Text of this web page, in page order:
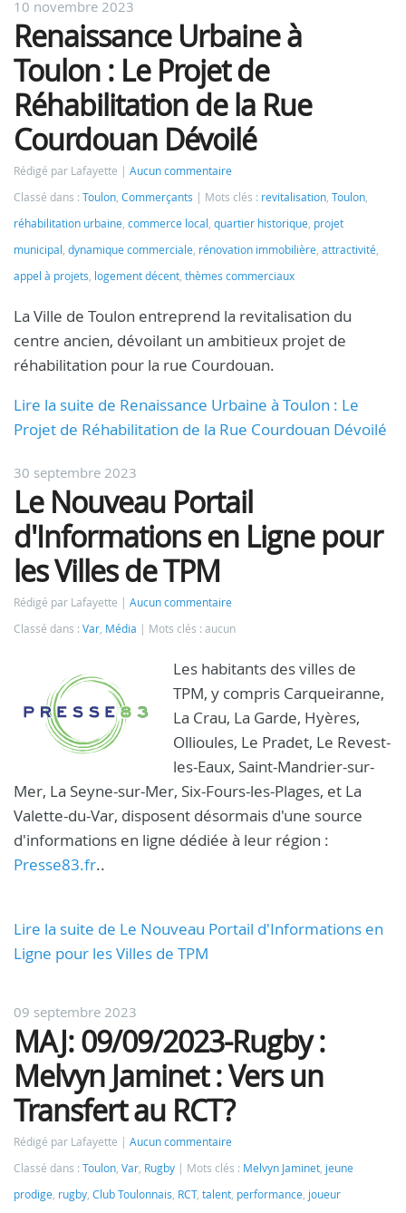
10 novembre 2023
Renaissance Urbaine à
Toulon : Le Projet de
Réhabilitation de la Rue
Courdouan Dévoilé
Rédigé par Lafayette
Aucun commentaire
Classé dans : Toulon, Commerçants Mots clés : revitalisation, Toulon,
réhabilitation urbaine, commerce local , quartier historique, projet
municipal , dynamique commerciale, rénovation immobilière, attractivité,
appel à projets, logement décent, thèmes commerciaux
La Ville de Toulon entreprend la revitalisation du
centre ancien, dévoilant un ambitieux projet de
réhabilitation pour la rue Courdouan.
Lire la suite de Renaissance Urbaine à Toulon : Le
Projet de Réhabilitation de la Rue Courdouan Dévoilé
30 septembre 2023
Le Nouveau Portail
d'Informations en Ligne pour
les Villes de TPM
Rédigé par Lafayette
Aucun commentaire
Classé dans : Var, Média Mots clés : aucun
Les habitants des villes de
TPM, y compris Carqueiranne,
La Crau, La Garde, Hyères,
Ollioules, Le Pradet, Le Revest-
les-Eaux, Saint-Mandrier-sur-
Mer, La Seyne-sur-Mer, Six-Fours-les-Plages, et La
Valette-du-Var, disposent désormais d'une source
d'informations en ligne dédiée à leur région :
Presse83.fr..
Lire la suite de Le Nouveau Portail d'Informations en
Ligne pour les Villes de TPM
09 septembre 2023
MAJ: 09/09/2023-Rugby :
Melvyn Jaminet : Vers un
Transfert au RCT?
Rédigé par Lafayette
Aucun commentaire
Classé dans : Toulon, Var, Rugby Mots clés : Melvyn Jaminet, jeune
prodige, rugby, Club Toulonnais, RCT, talent, performance, joueur